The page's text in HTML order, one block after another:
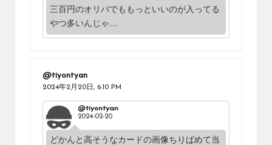
三百円のオリパでももっといいのが入ってる
やつ多いんじゃ……
@tiyontyan
2024年2月20日, 6:10 PM
@tiyontyan
2024-02-20
どかんと高そうなカードの画像ちりばめて当